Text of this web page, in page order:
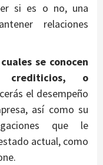
si es o no, una
relaciones
se conocen
crediticios, o
el desempeño
así como su
que le
actual, como